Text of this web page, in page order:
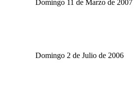
Domingo 11 de Marzo de 2007
Domingo 2 de Julio de 2006